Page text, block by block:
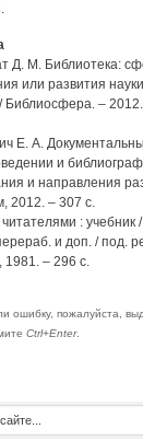
Д. М. Библиотека:
или развития
Библиосфера. –
Е. А.
и
и направления
2012. – 307 с.
: учебник
и доп. / под.
1981. – 296 с.
ошибку, пожалуйста,
Ctrl+Enter.